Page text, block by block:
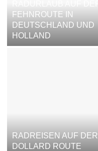
FEHNROUTE IN
DEUTSCHLAND UND
HOLLAND
RADREISEN AUF DER
DOLLARD ROUTE